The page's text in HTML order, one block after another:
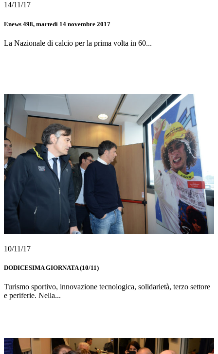
14/11/17
Enews 498, martedì 14 novembre 2017
La Nazionale di calcio per la prima volta in 60...
10/11/17
DODICESIMA GIORNATA (10/11)
Turismo sportivo, innovazione tecnologica, solidarietà, terzo settore
e periferie. Nella...